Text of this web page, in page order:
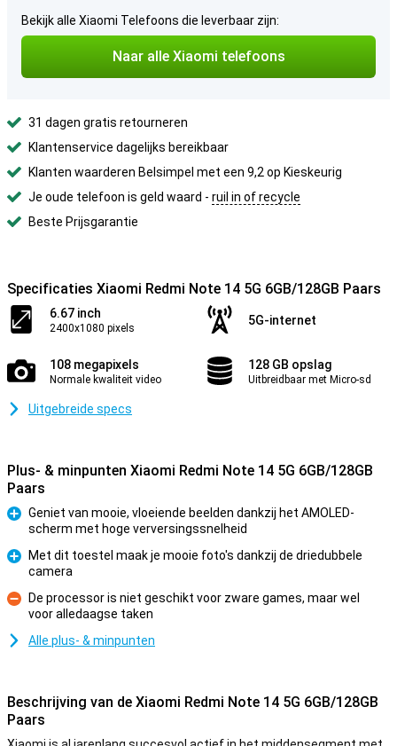
Bekijk alle Xiaomi Telefoons die leverbaar zijn:
Naar alle Xiaomi telefoons
31 dagen gratis retourneren
Klantenservice dagelijks bereikbaar
Klanten waarderen Belsimpel met een 9,2 op Kieskeurig
Je oude telefoon is geld waard - ruil in of recycle
Beste Prijsgarantie
Specificaties Xiaomi Redmi Note 14 5G 6GB/128GB Paars
6.67 inch
2400x1080 pixels
5G-internet
108 megapixels
Normale kwaliteit video
128 GB opslag
Uitbreidbaar met Micro-sd
Uitgebreide specs
Plus- & minpunten Xiaomi Redmi Note 14 5G 6GB/128GB
Paars
Pluspunt
Geniet van mooie, vloeiende beelden dankzij het AMOLED-
scherm met hoge verversingssnelheid
Pluspunt
Met dit toestel maak je mooie foto's dankzij de driedubbele
camera
Minpunt
De processor is niet geschikt voor zware games, maar wel
voor alledaagse taken
Alle plus- & minpunten
Beschrijving van de Xiaomi Redmi Note 14 5G 6GB/128GB
Paars